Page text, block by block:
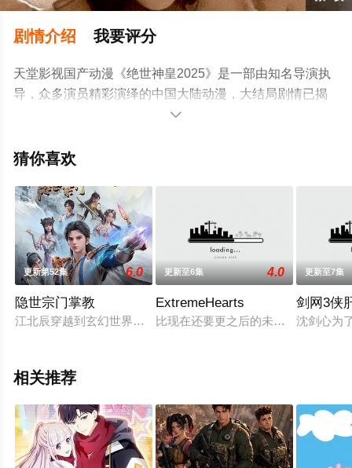
剧情介绍 我要评分
天堂影视国产动漫《绝世神皇2025》是一部由知名导演执
导，众多演员精彩演绎的中国大陆动漫，大结局剧情已揭
晓（1-40全集），手机免费观看高清无删减完整版动漫全
视猫或剧情网等平台了解。

猜你喜欢
更新第52集 6.0
隐世宗门掌教
江北辰穿越到玄幻世界，偶然得到最强掌教系统，成立“仙道门
更新至6集 4.0
ExtremeHearts
比现在还要更之后的未来的故事。使
更新至7集
剑网3侠
沈剑心为
相关推荐